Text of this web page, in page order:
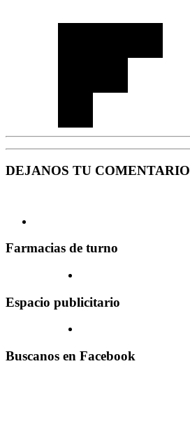
DEJANOS TU COMENTARIO
Farmacias de turno
Espacio publicitario
Buscanos en Facebook